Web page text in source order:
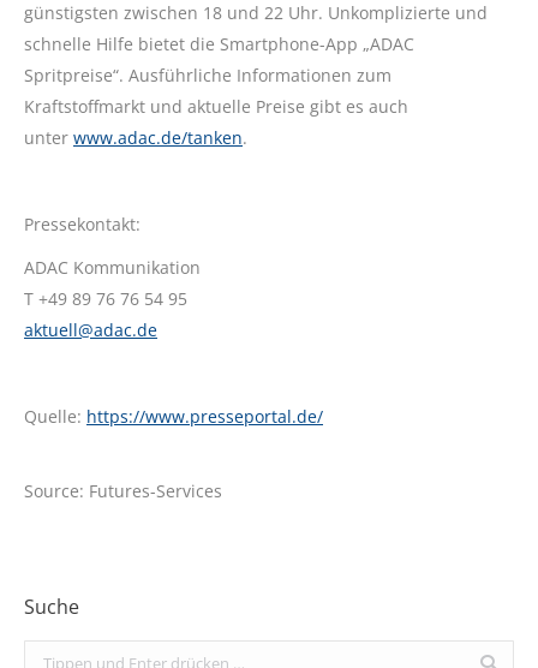
günstigsten zwischen 18 und 22 Uhr. Unkomplizierte und
schnelle Hilfe bietet die Smartphone-App „ADAC
Spritpreise“. Ausführliche Informationen zum
Kraftstoffmarkt und aktuelle Preise gibt es auch
unter www.adac.de/tanken.
Pressekontakt:
ADAC Kommunikation
T +49 89 76 76 54 95
aktuell@adac.de
Quelle: https://www.presseportal.de/
Source: Futures-Services
Suche
Search: